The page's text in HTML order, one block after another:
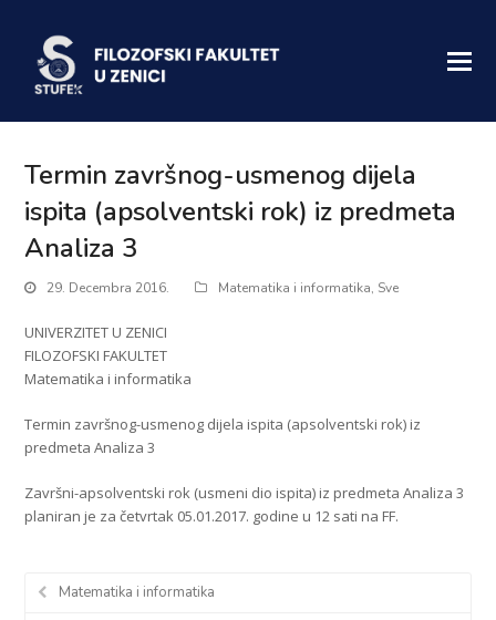
Termin završnog-usmenog dijela
ispita (apsolventski rok) iz predmeta
Analiza 3
29. Decembra 2016. Matematika i informatika, Sve
UNIVERZITET U ZENICI
FILOZOFSKI FAKULTET
Matematika i informatika
Termin završnog-usmenog dijela ispita (apsolventski rok) iz
predmeta Analiza 3
Završni-apsolventski rok (usmeni dio ispita) iz predmeta Analiza 3
planiran je za četvrtak 05.01.2017. godine u 12 sati na FF.
Matematika i informatika